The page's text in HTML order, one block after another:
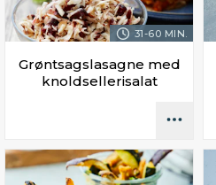
31-60 MIN.
Grøntsagslasagne med
knoldsellerisalat